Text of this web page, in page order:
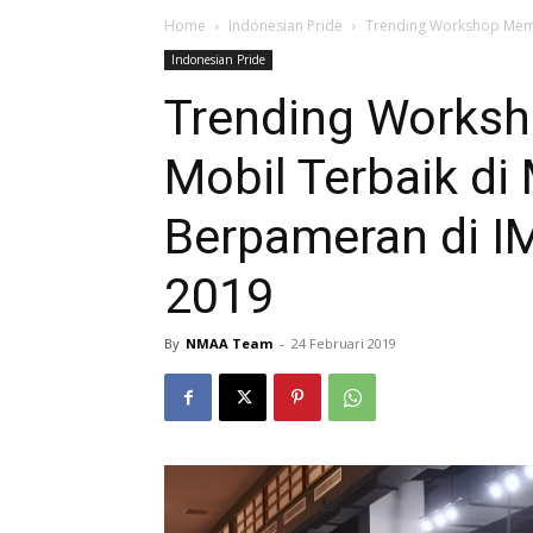
Home Indonesian Pride Trending Workshop
Indonesian Pride
Trending
Mobil Terbaik di
Berpameran di
2019
By NMAA Team - 24 Februari 2019